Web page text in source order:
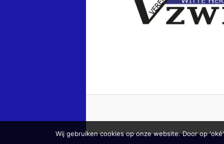
Wij gebruiken cookies op onze website. Door op